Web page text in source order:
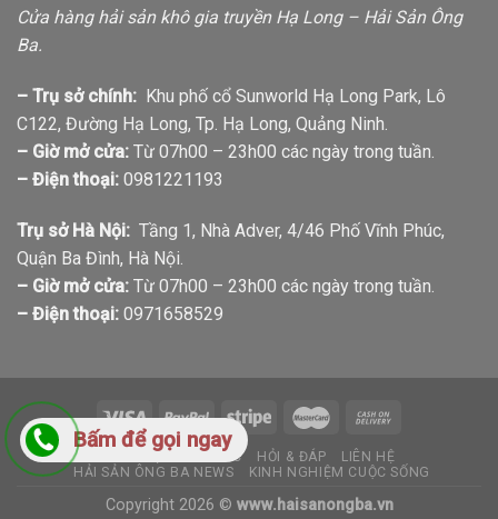
Cửa hàng hải sản khô gia truyền Hạ Long – Hải Sản Ông
Ba.
– Trụ sở chính: Khu phố cổ Sunworld Hạ Long Park, Lô
C122, Đường Hạ Long, Tp. Hạ Long, Quảng Ninh.
– Giờ mở cửa: Từ 07h00 – 23h00 các ngày trong tuần.
– Điện thoại: 0981221193
Trụ sở Hà Nội: Tầng 1, Nhà Adver, 4/46 Phố Vĩnh Phúc,
Quận Ba Đình, Hà Nội.
– Giờ mở cửa: Từ 07h00 – 23h00 các ngày trong tuần.
– Điện thoại: 0971658529
GIỚI THIỆU TIN TỨC HỎI & ĐÁP
LIÊN HỆ
HẢI SẢN ÔNG BA NEWS
KINH NGHIỆM CUỘC SỐNG
Copyright 2026 © www.haisanongba.vn
Bấm để gọi ngay